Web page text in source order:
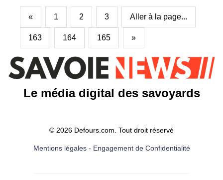
« 1 2 3 Aller à la page...
163 164 165 »
Le média digital des savoyards
© 2026 Defours.com. Tout droit réservé
Mentions légales- Engagement de Confidentialité